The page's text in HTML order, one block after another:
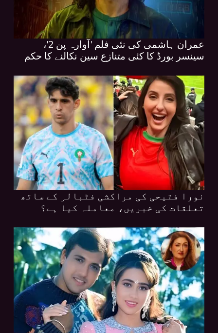
عمران ہاشمی کی نئی فلم 'آوارہ پن 2'،
سینسر بورڈ کا کئی متنازع سین نکالنے کا حکم
نورا فتیحی کی مراکشی فٹبالر کے ساتھ
تعلقات کی خبریں، معاملہ کیا ہے؟